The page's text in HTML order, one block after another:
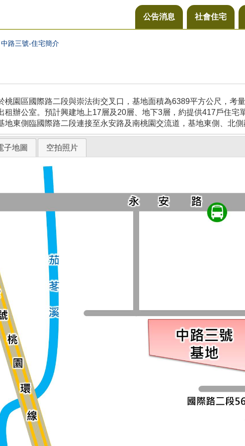
公告消息 社會住宅
中路三號-住宅簡介
桃園區國際路二段與崇法街交叉口，基地面積為6389平方公尺，考
租辦公室。預計興建地上17層及20層、地下3層，約提供417戶住宅單
地東側臨國際路二段連接至永安路及南桃園交流道，基地東側、北側
子地圖 空拍照片